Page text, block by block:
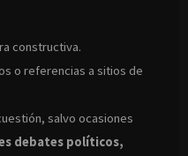
constructiva.
o referencias a sitios de
salvo ocasiones
debates políticos,